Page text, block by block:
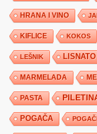
HRANA I VINO
KIFLICE KOKOS
LEŠNIK
MARMELADA
PASTA
POGAČA